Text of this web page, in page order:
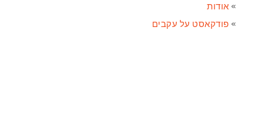
אודות
פודקאסט על עקבים